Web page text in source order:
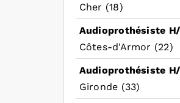
Cher (18)
Audioprothésiste
Côtes-d'Armor (22)
Audioprothésiste
Gironde (33)